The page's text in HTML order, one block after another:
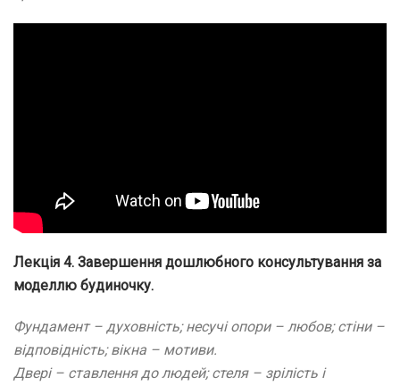
Лекція 4. Завершення дошлюбного консультування за
моделлю будиночку.
Фундамент – духовність; несучі опори – любов; стіни –
відповідність; вікна – мотиви.
Двері – ставлення до людей; стеля – зрілість і